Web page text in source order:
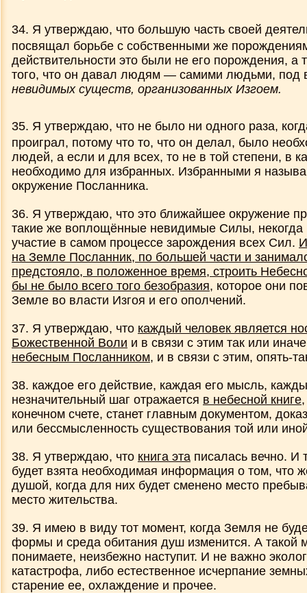
34. Я утверждаю, что большую часть своей
посвящал борьбе с собственными же
действительности это были не его порождения, а
того, что он давал людям — самими людьми, под
невидимых существ, организованных Изгоем.
35. Я утверждаю, что не было ни одного раза,
проиграл, потому что то, что он делал, было
людей, а если и для всех, то не в той степени, в
необходимо для избранных. Избранными я
окружение Посланника.
36. Я утверждаю, что это ближайшее окружение
такие же воплощённые невидимые Силы, некогда
участие в самом процессе зарождения всех Сил.
на Земле Посланник, по большей части и
предстояло, в положенное время, строить
бы не было всего того безобразия, которое они
Земле во власти Изгоя и его ополчений.
37. Я утверждаю, что каждый человек является
Божественной Воли и в связи с этим так или
небесным Посланником, и в связи с этим, опять-
38. каждое его действие, каждая его мысль,
незначительный шаг отражается в небесной книге
конечном счете, станет главным документом,
или бессмысленность существования той или
38. Я утверждаю, что книга эта писалась вечно. И
будет взята необходимая информация о том, что
душой, когда для них будет сменено место
место жительства.
39. Я имею в виду тот момент, когда Земля не
формы и среда обитания душ изменится. А такой
понимаете, неизбежно наступит. И не важно
катастрофа, либо естественное исчерпание
старение ее, охлаждение и прочее.